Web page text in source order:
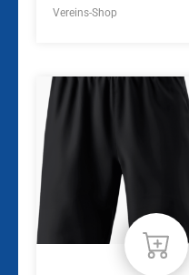
Vereins-Shop
Dieses
Produkt
auf